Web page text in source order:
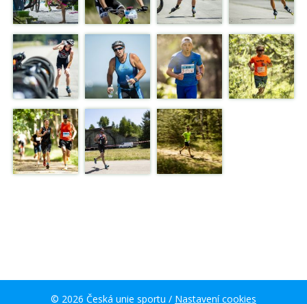
© 2026 Česká unie sportu / Nastavení cookies